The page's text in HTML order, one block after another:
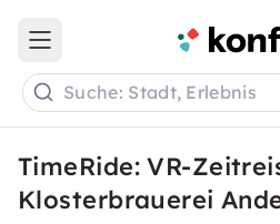
Open main menu
Suche: Stadt, Erlebnis
TimeRide: VR-
Klosterbrauerei